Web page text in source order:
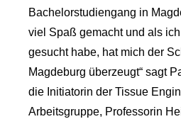
Bachelorstudiengang in
viel Spaß gemacht und als
gesucht habe, hat mich der
Magdeburg überzeugt“ sagt
die Initiatorin der Tissue
Arbeitsgruppe, Professorin